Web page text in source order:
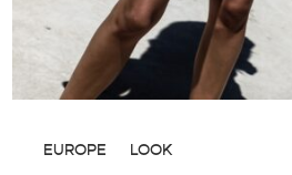
EUROPE LOOK